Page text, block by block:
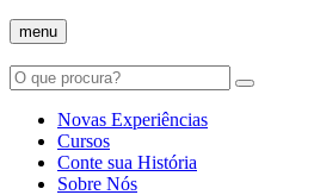
menu
Novas Experiências
Cursos
Conte sua História
Sobre Nós